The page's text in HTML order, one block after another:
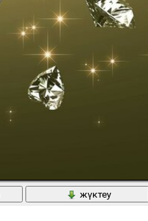
жүктеу